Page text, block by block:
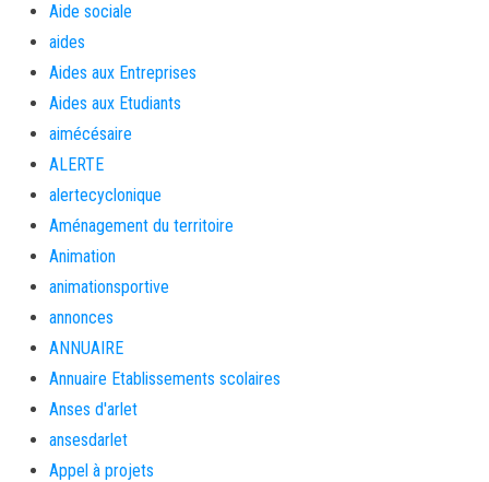
Aide sociale
aides
Aides aux Entreprises
Aides aux Etudiants
aimécésaire
ALERTE
alertecyclonique
Aménagement du territoire
Animation
animationsportive
annonces
ANNUAIRE
Annuaire Etablissements scolaires
Anses d'arlet
ansesdarlet
Appel à projets